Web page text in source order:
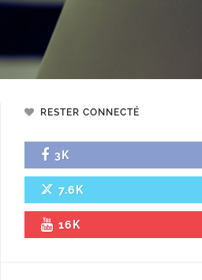
RESTER CONNECTÉ
3K
7.6K
16K